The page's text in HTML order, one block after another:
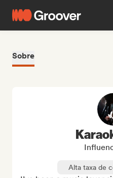
Sobre
Alta taxa de